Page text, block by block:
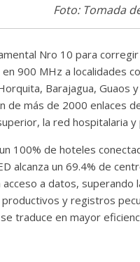
Foto: Tomada
Nro 10 para
900 MHz a localidades
Barajagua, Guaos
de más de 2000 enlaces
la red hospitalaria y
100% de hoteles
alcanza un 69.4% de
a datos,
y registros
traduce en mayor
comedia
0